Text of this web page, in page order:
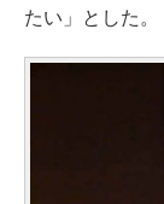
たい」とした。